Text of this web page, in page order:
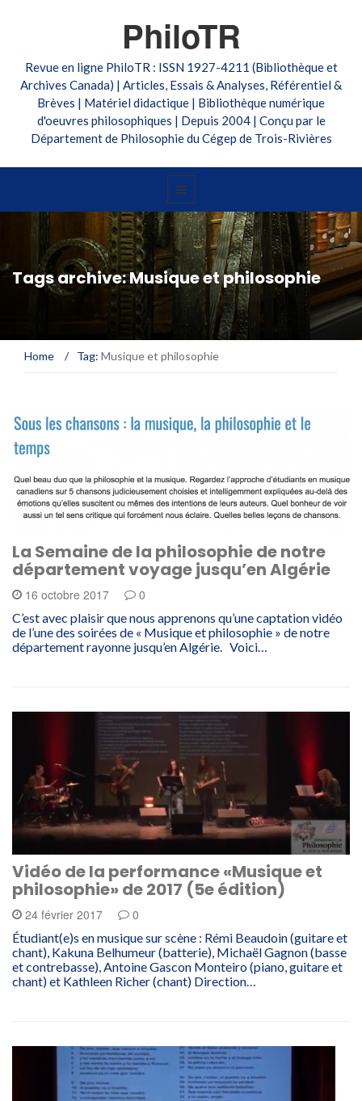
PhiloTR
Revue en ligne PhiloTR : ISSN 1927-4211 (Bibliothèque et
Archives Canada) | Articles, Essais & Analyses, Référentiel &
Brèves | Matériel didactique | Bibliothèque numérique
d'oeuvres philosophiques | Depuis 2004 | Conçu par le
Département de Philosophie du Cégep de Trois-Rivières
Tags archive: Musique et philosophie
Home / Tag: Musique et philosophie
La Semaine de la philosophie de notre
département voyage jusqu’en Algérie
16 octobre 2017 0
C’est avec plaisir que nous apprenons qu’une captation vidéo
de l’une des soirées de « Musique et philosophie » de notre
département rayonne jusqu’en Algérie. Voici…
Vidéo de la performance «Musique et
philosophie» de 2017 (5e édition)
24 février 2017 0
Étudiant(e)s en musique sur scène : Rémi Beaudoin (guitare et
chant), Kakuna Belhumeur (batterie), Michaël Gagnon (basse
et contrebasse), Antoine Gascon Monteiro (piano, guitare et
chant) et Kathleen Richer (chant) Direction…